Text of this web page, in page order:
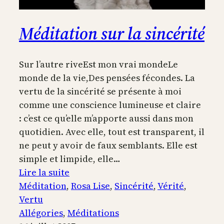
Méditation sur la sincérité
Sur l’autre riveEst mon vrai mondeLe
monde de la vie,Des pensées fécondes. La
vertu de la sincérité se présente à moi
comme une conscience lumineuse et claire
: c’est ce qu’elle m’apporte aussi dans mon
quotidien. Avec elle, tout est transparent, il
ne peut y avoir de faux semblants. Elle est
simple et limpide, elle…
Lire la suite
Méditation
la
Méditation, Rosa Lise, Sincérité, Vérité
Vertu
Allégories, Méditations